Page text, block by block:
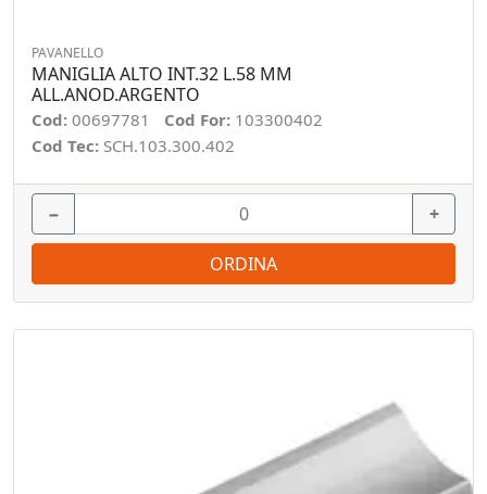
PAVANELLO
MANIGLIA ALTO INT.32 L.58 MM
ALL.ANOD.ARGENTO
Cod: 00697781 Cod For: 103300402
Cod Tec: SCH.103.300.402
− +
ORDINA